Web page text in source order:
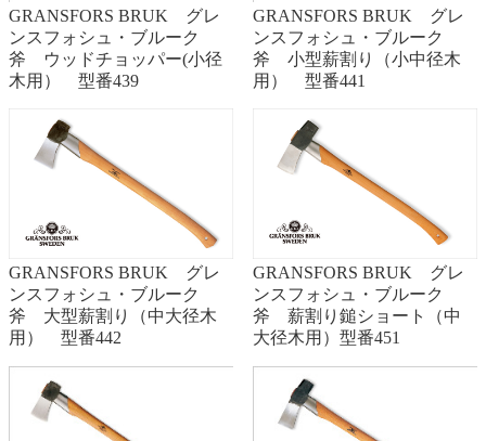
GRANSFORS BRUK グレ
ンスフォシュ・ブルーク
斧 ウッドチョッパー(小径
木用） 型番439
GRANSFORS BRUK グレ
ンスフォシュ・ブルーク
斧 小型薪割り（小中径木
用） 型番441
GRANSFORS BRUK グレ
ンスフォシュ・ブルーク
斧 大型薪割り（中大径木
用） 型番442
GRANSFORS BRUK グレ
ンスフォシュ・ブルーク
斧 薪割り鎚ショート（中
大径木用）型番451